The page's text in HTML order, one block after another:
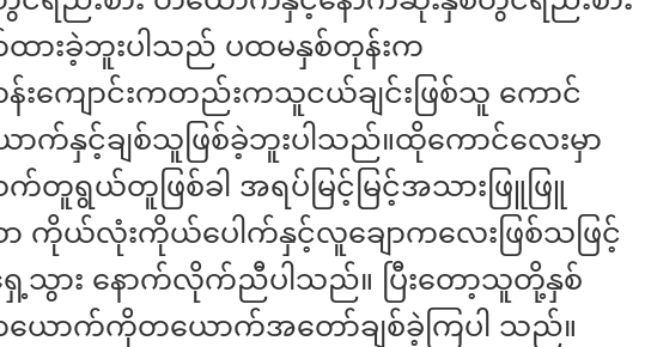
ားခဲ့ဘူးပါသည် ပထမနှစ်တုန်းက
ကျောင်းကတည်းကသူငယ်ချင်းဖြစ်သူ ကောင်
က်နှင့်ချစ်သူဖြစ်ခဲ့ဘူးပါသည်။ထိုကောင်လေးမှာ
တူရွယ်တူဖြစ်ခါ အရပ်မြင့်မြင့်အသားဖြူဖြူ
ာ ကိုယ်လုံးကိုယ်ပေါက်နှင့်လူချောကလေးဖြစ်သဖြင့်
သွား နောက်လိုက်ညီပါသည်။ ပြီးတော့သူတို့နှစ်
ောက်ကိုတယောက်အတော်ချစ်ခဲ့ကြပါ သည်။